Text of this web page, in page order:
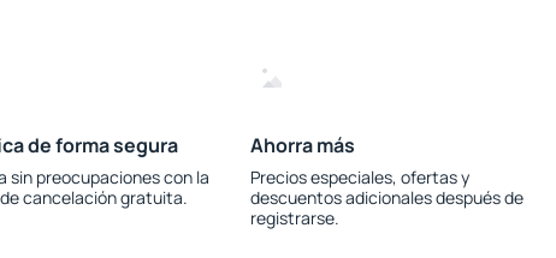
de forma segura
sin preocupaciones con la
cancelación gratuita.
Ahorra más
Precios especiales, ofertas y
descuentos adicionales después de
registrarse.